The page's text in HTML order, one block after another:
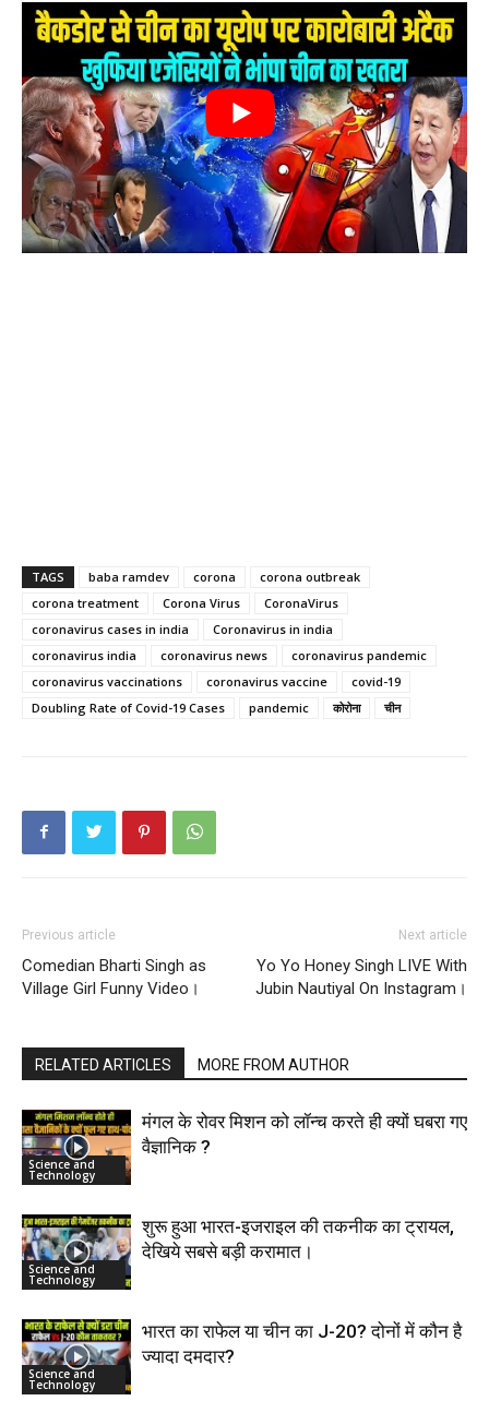
TAGS baba ramdev corona
corona outbreak
corona treatment
Corona Virus
CoronaVirus
coronavirus cases in india
Coronavirus in india
coronavirus india
coronavirus news
coronavirus pandemic
coronavirus vaccinations
coronavirus vaccine
covid-19
Doubling Rate of Covid-19 Cases
pandemic कोरोना चीन
Previous article
Comedian Bharti Singh as
Village Girl Funny Video।
Next article
Yo Yo Honey Singh LIVE With
Jubin Nautiyal On Instagram।
RELATED ARTICLES MORE FROM AUTHOR
Science and
Technology
मंगल के रोवर मिशन को लॉन्च करते ही क्यों घबरा गए
वैज्ञानिक ?
Science and
Technology
शुरू हुआ भारत-इजराइल की तकनीक का ट्रायल,
देखिये सबसे बड़ी करामात।
Science and
Technology
भारत का राफेल या चीन का J-20? दोनों में कौन है
ज्यादा दमदार?